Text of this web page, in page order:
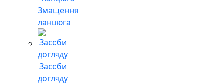
Змащення
ланцюга
Засоби
догляду